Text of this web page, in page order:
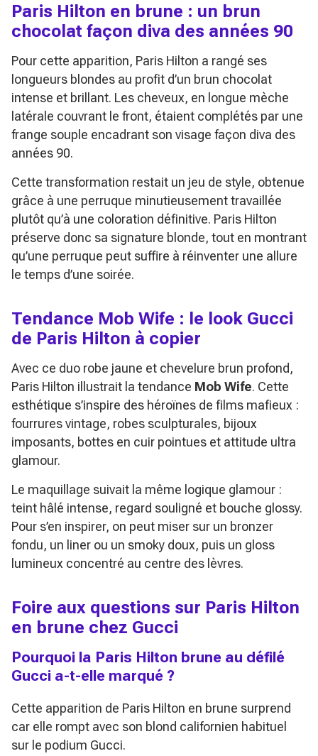
Paris Hilton en brune : un brun
chocolat façon diva des années 90
Pour cette apparition, Paris Hilton a rangé ses
longueurs blondes au profit d’un brun chocolat
intense et brillant. Les cheveux, en longue mèche
latérale couvrant le front, étaient complétés par une
frange souple encadrant son visage façon diva des
années 90.
Cette transformation restait un jeu de style, obtenue
grâce à une perruque minutieusement travaillée
plutôt qu’à une coloration définitive. Paris Hilton
préserve donc sa signature blonde, tout en montrant
qu’une perruque peut suffire à réinventer une allure
le temps d’une soirée.
Tendance Mob Wife : le look Gucci
de Paris Hilton à copier
Avec ce duo robe jaune et chevelure brun profond,
Paris Hilton illustrait la tendance Mob Wife. Cette
esthétique s’inspire des héroïnes de films mafieux :
fourrures vintage, robes sculpturales, bijoux
imposants, bottes en cuir pointues et attitude ultra
glamour.
Le maquillage suivait la même logique glamour :
teint hâlé intense, regard souligné et bouche glossy.
Pour s’en inspirer, on peut miser sur un bronzer
fondu, un liner ou un smoky doux, puis un gloss
lumineux concentré au centre des lèvres.
Foire aux questions sur Paris Hilton
en brune chez Gucci
Pourquoi la Paris Hilton brune au défilé
Gucci a-t-elle marqué ?
Cette apparition de Paris Hilton en brune surprend
car elle rompt avec son blond californien habituel
sur le podium Gucci.